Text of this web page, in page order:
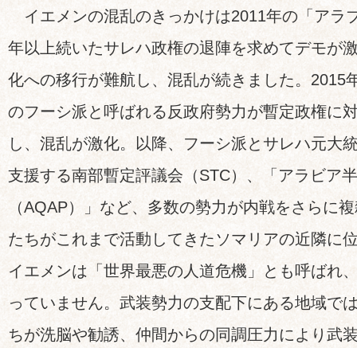
イエメンの混乱のきっかけは2011年の「アラ
年以上続いたサレハ政権の退陣を求めてデモが
化への移行が難航し、混乱が続きました。2015
のフーシ派と呼ばれる反政府勢力が暫定政権に
し、混乱が激化。以降、フーシ派とサレハ元大
支援する南部暫定評議会（STC）、「アラビア
（AQAP）」など、多数の勢力が内戦をさらに
たちがこれまで活動してきたソマリアの近隣に
イエメンは「世界最悪の人道危機」とも呼ばれ
っていません。武装勢力の支配下にある地域で
ちが洗脳や勧誘、仲間からの同調圧力により武